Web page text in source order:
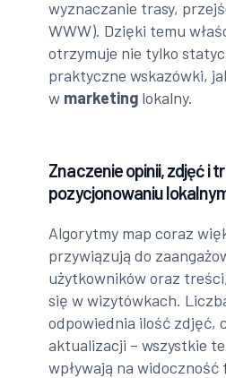
wyznaczanie trasy,
WWW). Dzięki temu
otrzymuje nie tylko
praktyczne wskazówki,
w marketing lokalny.
Znaczenie opinii, zdjęć i
pozycjonowaniu
Algorytmy map coraz
przywiązują do
użytkowników oraz
się w wizytówkach.
odpowiednia ilość zdjęć,
aktualizacji – wszystkie
wpływają na widoczność